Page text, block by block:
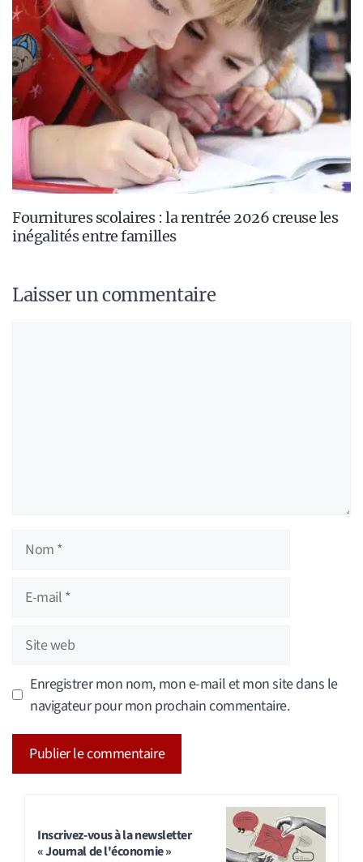
Fournitures scolaires : la rentrée 2026 creuse les
inégalités entre familles
Laisser un commentaire
Nom
Site
web
Enregistrer mon nom, mon e-mail et mon site dans le
navigateur pour mon prochain commentaire.
Inscrivez-vous à la newsletter
« Journal de l'économie »